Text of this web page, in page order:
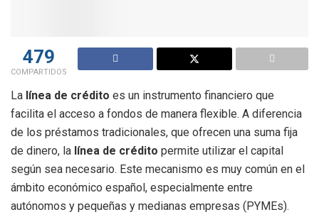
479
COMPARTIDOS
La línea de crédito es un instrumento financiero que
facilita el acceso a fondos de manera flexible. A diferencia
de los préstamos tradicionales, que ofrecen una suma fija
de dinero, la línea de crédito permite utilizar el capital
según sea necesario. Este mecanismo es muy común en el
ámbito económico español, especialmente entre
autónomos y pequeñas y medianas empresas (PYMEs).